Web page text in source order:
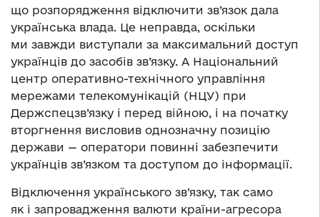
що розпорядження відключити зв’язок дала
українська влада. Це неправда, оскільки
ми завжди виступали за максимальний доступ
українців до засобів зв’язку. А Національний
центр оперативно-технічного управління
мережами телекомунікацій (НЦУ) при
Держспецзв’язку і перед війною, і на початку
вторгнення висловив однозначну позицію
держави — оператори повинні забезпечити
українців зв’язком та доступом до інформації.
Відключення українського зв’язку, так само
як і запровадження валюти країни-агресора